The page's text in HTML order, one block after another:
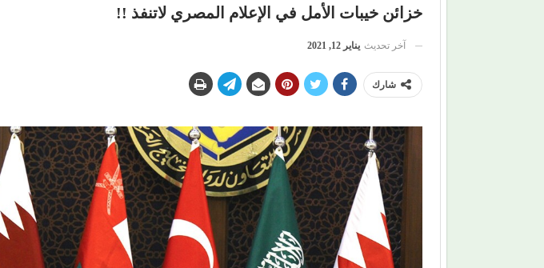
خزائن خيبات الأمل في الإعلام المصري لاتنفذ !!
آخر تحديث يناير 12, 2021
شارك